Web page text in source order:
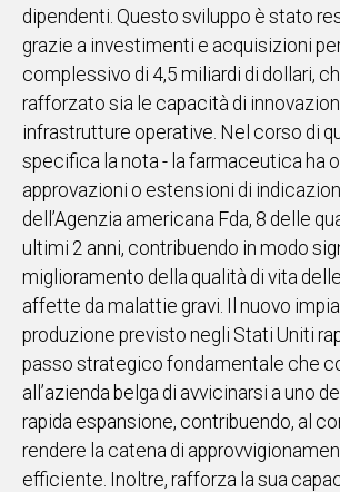
WHATSAPP
Social
dipendenti. Questo sviluppo è stato
grazie a investimenti e acquisizioni
complessivo di 4,5 miliardi di dollari,
rafforzato sia le capacità di
infrastrutture operative. Nel corso di
specifica la nota - la farmaceutica ha
approvazioni o estensioni di
dell’Agenzia americana Fda, 8 delle
ultimi 2 anni, contribuendo in modo
miglioramento della qualità di vita
affette da malattie gravi. Il nuovo
produzione previsto negli Stati Uniti
passo strategico fondamentale che
all’azienda belga di avvicinarsi a uno
rapida espansione, contribuendo, al
rendere la catena di
efficiente. Inoltre, rafforza la sua